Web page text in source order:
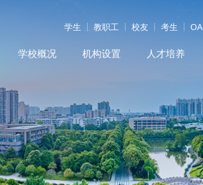
学生 教职工 校友 考生 OA
学校概况 机构设置 人才培养